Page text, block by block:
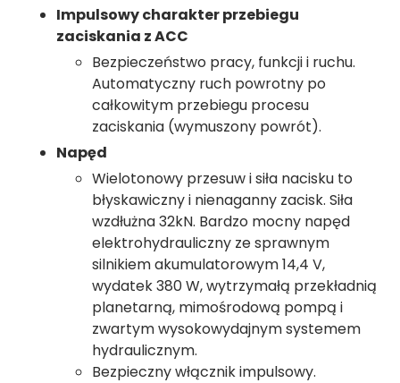
Impulsowy charakter przebiegu
zaciskania z ACC
Bezpieczeństwo pracy, funkcji i ruchu.
Automatyczny ruch powrotny po
całkowitym przebiegu procesu
zaciskania (wymuszony powrót).
Napęd
Wielotonowy przesuw i siła nacisku to
błyskawiczny i nienaganny zacisk. Siła
wzdłużna 32kN. Bardzo mocny napęd
elektrohydrauliczny ze sprawnym
silnikiem akumulatorowym 14,4 V,
wydatek 380 W, wytrzymałą przekładnią
planetarną, mimośrodową pompą i
zwartym wysokowydajnym systemem
hydraulicznym.
Bezpieczny włącznik impulsowy.